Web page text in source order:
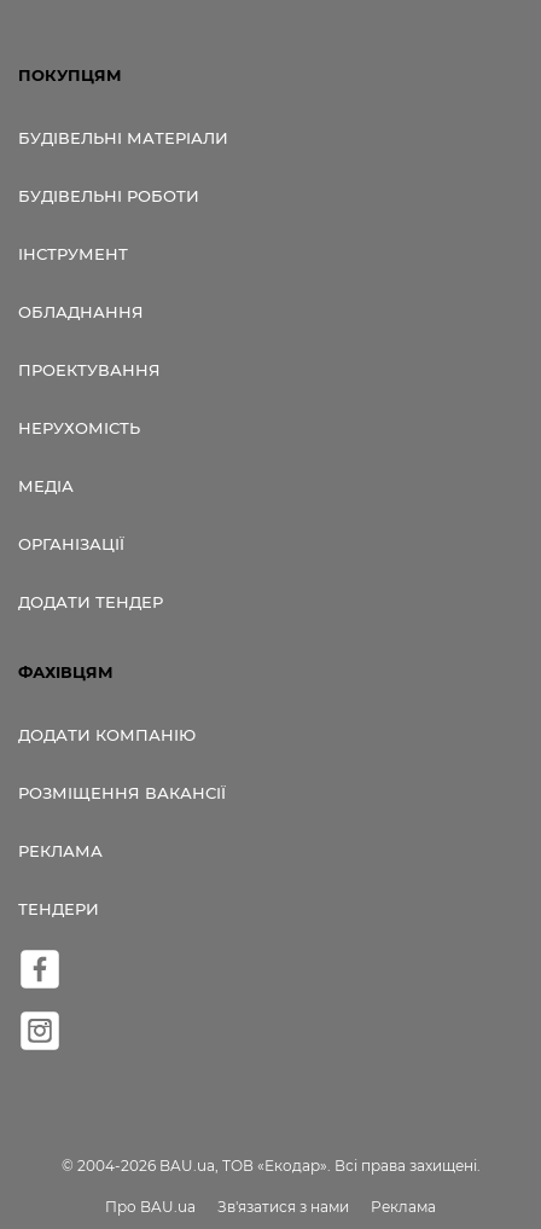
ПОКУПЦЯМ
БУДІВЕЛЬНІ МАТЕРІАЛИ
БУДІВЕЛЬНІ РОБОТИ
ІНСТРУМЕНТ
ОБЛАДНАННЯ
ПРОЕКТУВАННЯ
НЕРУХОМІСТЬ
МЕДІА
ОРГАНІЗАЦІЇ
ДОДАТИ ТЕНДЕР
ФАХІВЦЯМ
ДОДАТИ КОМПАНІЮ
РОЗМІЩЕННЯ ВАКАНСІЇ
РЕКЛАМА
ТЕНДЕРИ
© 2004-2026 BAU.ua, ТОВ «Екодар». Всі права захищені.
Про BAU.ua Зв'язатися з нами Реклама